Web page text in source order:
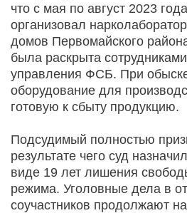
что с мая по август 2023
организовал
домов Первомайского
была раскрыта
управления ФСБ. При
оборудование для
готовую к сбыту продукцию.
Подсудимый полностью
результате чего суд
виде 19 лет лишения
режима. Уголовные дела в
соучастников продолжают